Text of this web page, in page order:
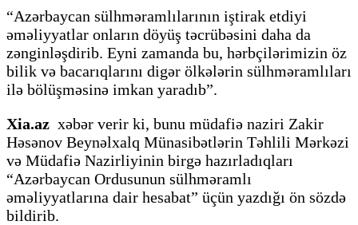
“Azərbaycan sülhməramlılarının iştirak etdiyi
əməliyyatlar onların döyüş təcrübəsini daha da
zənginləşdirib. Eyni zamanda bu, hərbçilərimizin öz
bilik və bacarıqlarını digər ölkələrin sülhməramlıları
ilə bölüşməsinə imkan yaradıb”.
Xia.az xəbər verir ki, bunu müdafiə naziri Zakir
Həsənov Beynəlxalq Münasibətlərin Təhlili Mərkəzi
və Müdafiə Nazirliyinin birgə hazırladıqları
“Azərbaycan Ordusunun sülhməramlı
əməliyyatlarına dair hesabat” üçün yazdığı ön sözdə
bildirib.